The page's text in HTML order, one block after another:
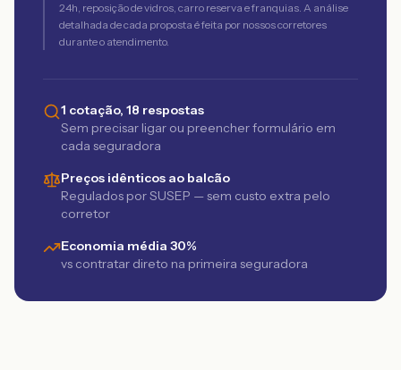
24h, reposição de vidros, carro reserva e franquias. A análise
detalhada de cada proposta é feita por nossos corretores
durante o atendimento.
1 cotação, 18 respostas
Sem precisar ligar ou preencher formulário em
cada seguradora
Preços idênticos ao balcão
Regulados por SUSEP — sem custo extra pelo
corretor
Economia média 30%
vs contratar direto na primeira seguradora